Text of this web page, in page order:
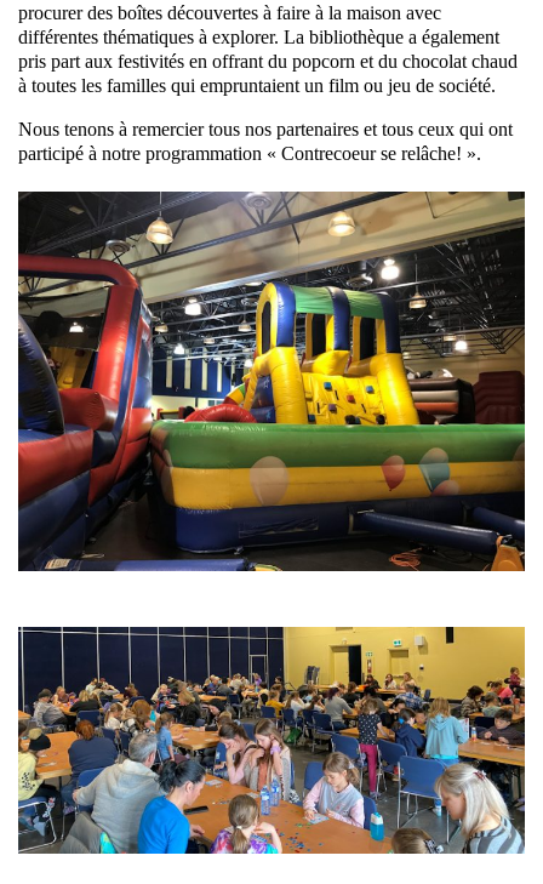
procurer des boîtes découvertes à faire à la maison avec
différentes thématiques à explorer. La bibliothèque a également
pris part aux festivités en offrant du popcorn et du chocolat chaud
à toutes les familles qui empruntaient un film ou jeu de société.
Nous tenons à remercier tous nos partenaires et tous ceux qui ont
participé à notre programmation « Contrecoeur se relâche! ».